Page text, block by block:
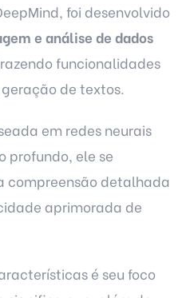
foi desenvolvido
e análise de dados
funcionalidades
de textos.
em redes neurais
profundo, ele se
compreensão detalhada
aprimorada de
é seu foco